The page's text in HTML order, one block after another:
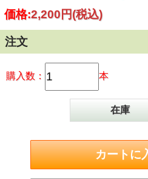
価格:2,200円(税込)
注文
購入数： 本
在庫